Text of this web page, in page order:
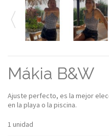
Mákia B&W
Ajuste perfecto, es la mejor
en la playa o la piscina.
1 unidad